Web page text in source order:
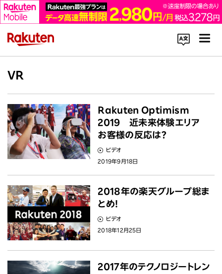
コーポレートサイト内を検索
楽天のサービス一覧はこちら
企業情報
Rakuten Innovation
ニュース
VR
ビデオ
2019年9月18日
Rakuten Optimism
2019 近未来体験エリア
お客様の反応は？
ビデオ
2018年12月25日
2018年の楽天グループ総ま
とめ！
2017年のテクノロジートレン